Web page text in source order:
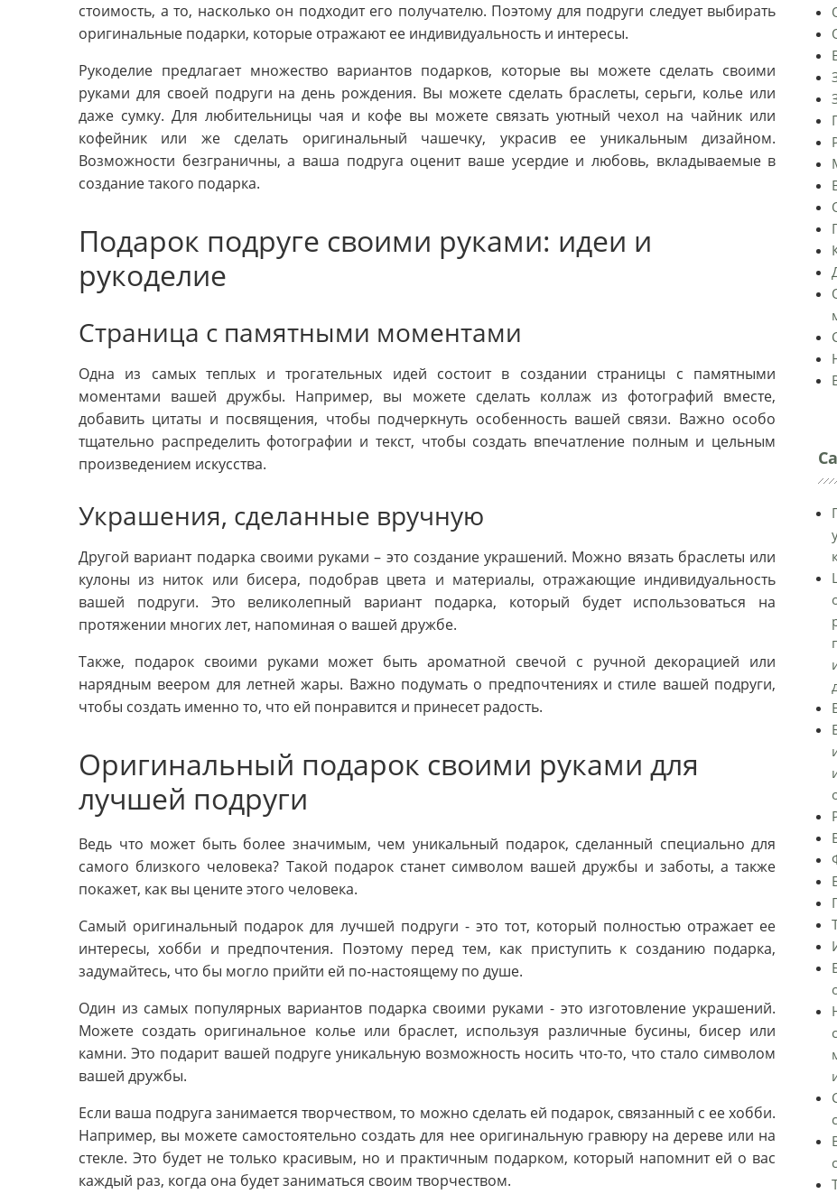
стоимость, а то, насколько он подходит его получателю. Поэтому для подруги следует выбирать
оригинальные подарки, которые отражают ее индивидуальность и интересы.
Рукоделие предлагает множество вариантов подарков, которые вы можете сделать своими
руками для своей подруги на день рождения. Вы можете сделать браслеты, серьги, колье или
даже сумку. Для любительницы чая и кофе вы можете связать уютный чехол на чайник или
кофейник или же сделать оригинальный чашечку, украсив ее уникальным дизайном.
Возможности безграничны, а ваша подруга оценит ваше усердие и любовь, вкладываемые в
создание такого подарка.
Подарок подруге своими руками: идеи и
рукоделие
Страница с памятными моментами
Одна из самых теплых и трогательных идей состоит в создании страницы с памятными
моментами вашей дружбы. Например, вы можете сделать коллаж из фотографий вместе,
добавить цитаты и посвящения, чтобы подчеркнуть особенность вашей связи. Важно особо
тщательно распределить фотографии и текст, чтобы создать впечатление полным и цельным
произведением искусства.
Украшения, сделанные вручную
Другой вариант подарка своими руками – это создание украшений. Можно вязать браслеты или
кулоны из ниток или бисера, подобрав цвета и материалы, отражающие индивидуальность
вашей подруги. Это великолепный вариант подарка, который будет использоваться на
протяжении многих лет, напоминая о вашей дружбе.
Также, подарок своими руками может быть ароматной свечой с ручной декорацией или
нарядным веером для летней жары. Важно подумать о предпочтениях и стиле вашей подруги,
чтобы создать именно то, что ей понравится и принесет радость.
Оригинальный подарок своими руками для
лучшей подруги
Ведь что может быть более значимым, чем уникальный подарок, сделанный специально для
самого близкого человека? Такой подарок станет символом вашей дружбы и заботы, а также
покажет, как вы цените этого человека.
Самый оригинальный подарок для лучшей подруги - это тот, который полностью отражает ее
интересы, хобби и предпочтения. Поэтому перед тем, как приступить к созданию подарка,
задумайтесь, что бы могло прийти ей по-настоящему по душе.
Один из самых популярных вариантов подарка своими руками - это изготовление украшений.
Можете создать оригинальное колье или браслет, используя различные бусины, бисер или
камни. Это подарит вашей подруге уникальную возможность носить что-то, что стало символом
вашей дружбы.
Если ваша подруга занимается творчеством, то можно сделать ей подарок, связанный с ее хобби.
Например, вы можете самостоятельно создать для нее оригинальную гравюру на дереве или на
стекле. Это будет не только красивым, но и практичным подарком, который напомнит ей о вас
каждый раз, когда она будет заниматься своим творчеством.